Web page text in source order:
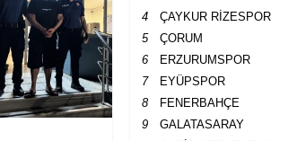
4 ÇAYKUR RİZESPOR
5
ÇORUM
6
ERZURUMSPOR
7
EYÜPSPOR
8
FENERBAHÇE
9
GALATASARAY